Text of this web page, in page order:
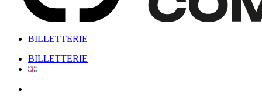
BILLETTERIE
Menu
BILLETTERIE